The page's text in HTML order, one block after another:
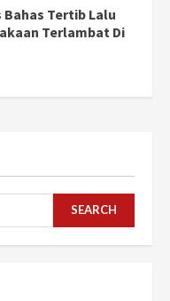
Tertib Lalu
Terlambat Di
SEARCH